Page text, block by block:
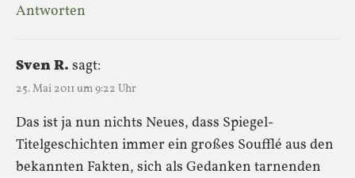
Antworten
Sven R. sagt:
25. Mai 2011 um 9:22 Uhr
Das ist ja nun nichts Neues, dass Spiegel-
Titelgeschichten immer ein großes Soufflé aus den
bekannten Fakten, sich als Gedanken tarnenden